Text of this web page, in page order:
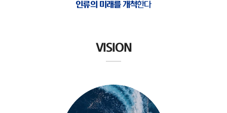
인류의 미래를 개척한다
VISION